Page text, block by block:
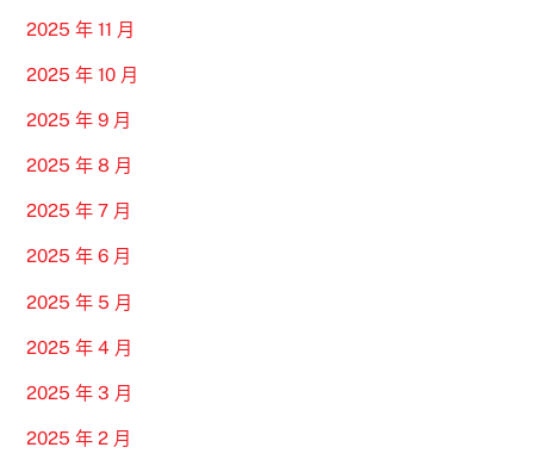
2025 年 11 月
2025 年 10 月
2025 年 9 月
2025 年 8 月
2025 年 7 月
2025 年 6 月
2025 年 5 月
2025 年 4 月
2025 年 3 月
2025 年 2 月